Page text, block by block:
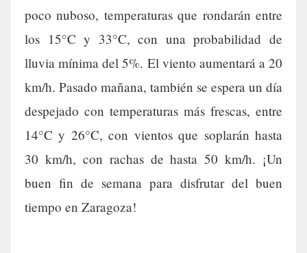
poco nuboso, temperaturas que rondarán entre
los 15°C y 33°C, con una probabilidad de
lluvia mínima del 5%. El viento aumentará a 20
km/h. Pasado mañana, también se espera un día
despejado con temperaturas más frescas, entre
14°C y 26°C, con vientos que soplarán hasta
30 km/h, con rachas de hasta 50 km/h. ¡Un
buen fin de semana para disfrutar del buen
tiempo en Zaragoza!